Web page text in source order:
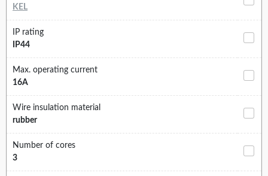
KEL
IP rating
IP44
Max. operating current
16A
Wire insulation material
rubber
Number of cores
3